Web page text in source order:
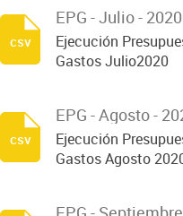
EPG - Julio - 2020
Ejecución
Gastos Julio2020
csv
EPG - Agosto -
Ejecución
Gastos Agosto
csv